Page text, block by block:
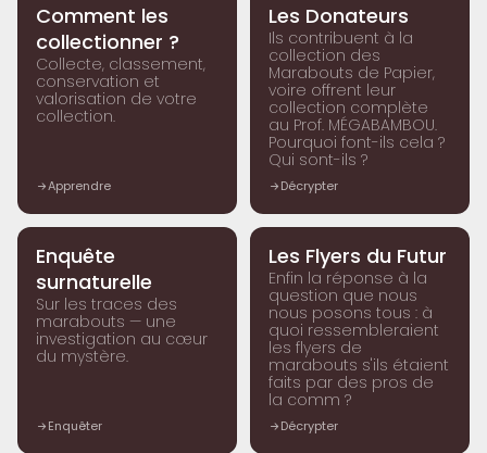
Comment les
collectionner ?
Collecte, classement,
conservation et
valorisation de votre
collection.
Apprendre
Les Donateurs
Ils contribuent à la
collection des
Marabouts de Papier,
voire offrent leur
collection complète
au Prof. MÉGABAMBOU.
Pourquoi font-ils cela ?
Qui sont-ils ?
Décrypter
Enquête
surnaturelle
Sur les traces des
marabouts — une
investigation au cœur
du mystère.
Enquêter
Les Flyers du Futur
Enfin la réponse à la
question que nous
nous posons tous : à
quoi ressembleraient
les flyers de
marabouts s'ils étaient
faits par des pros de
la comm ?
Décrypter